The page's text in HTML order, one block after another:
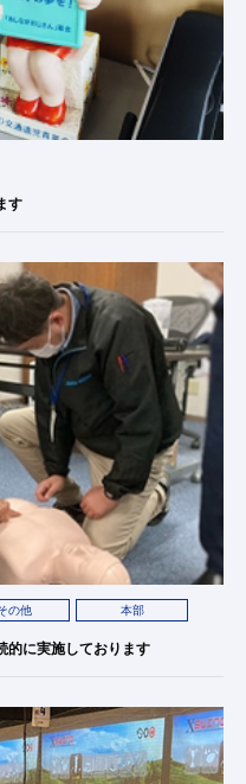
す
の他 本部
的に実施しております